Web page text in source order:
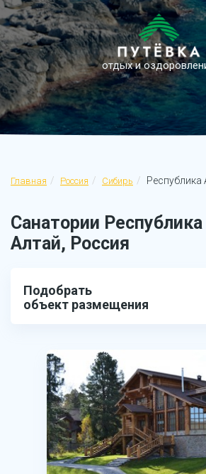
отдых и
Главная Россия Сибирь Республика
Санатории Республика
Алтай, Россия
Подобрать
объект размещения